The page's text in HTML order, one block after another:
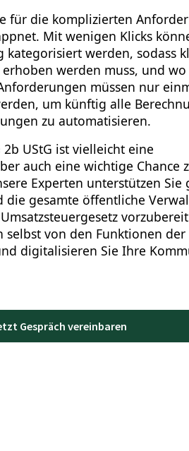
für die komplizierten
Mit wenigen Klicks
kategorisiert werden, sodass
werden muss, und
müssen nur
um künftig alle
zu automatisieren.
UStG ist vielleicht eine
auch eine wichtige Chance
Experten unterstützen Sie
die gesamte öffentliche
selbst von den Funktionen der
digitalisieren Sie Ihre
Gespräch vereinbaren